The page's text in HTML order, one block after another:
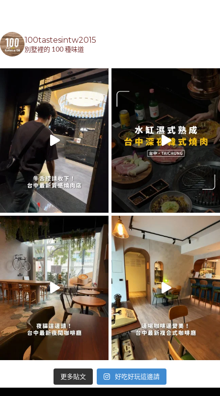
100tastesintw2015
別墅裡的 100 種味道
更多貼文 好吃好玩這邊請